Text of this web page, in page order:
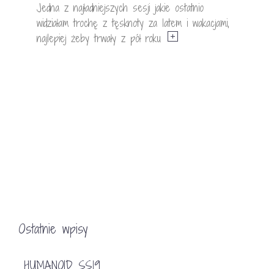
Jedna z najładniejszych sesji jakie ostatnio
widziałam trochę z tęsknoty za latem i wakacjami,
najlepiej żeby trwały z pół roku
Ostatnie wpisy
HUMANOID SS19